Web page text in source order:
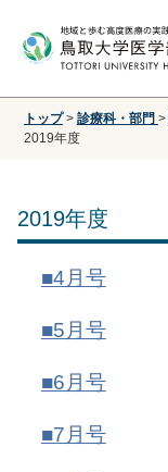
トップ > 診療科・部門 >
2019年度
2019年度
■4月号
■5月号
■6月号
■7月号